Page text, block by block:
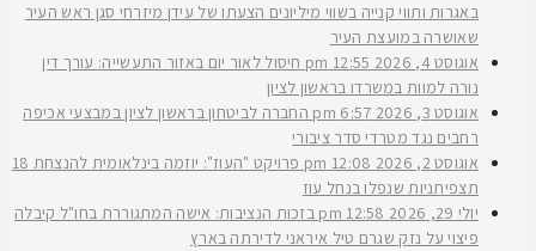
באגרות ותווי קנייה בשווי מיליונים הצעתו של עידן מיזרחי סגן ראש העיר
שאושרה במועצת העיר
אוגוסט 4, 2026
12:55 pm
חיסול לאור יום באזור התעשייה: עורך דין
נורה למוות במשרדו בראשון לציון
אוגוסט 3, 2026
6:57 pm
החברה לביטחון בראשון לציון במבצעי אכיפה
רחבים נגד מטרדי סדר ציבורי
אוגוסט 2, 2026
12:08 pm
פרויקט "העוז": יוזמה בינלאומית להנצחת 18
תצפיתניות שנפלו בנחל עוז
יולי 29, 2026
12:58 pm
בזכות הנציבות: אישה המתגוררת בחו"ל קיבלה
פיצוי על נזק שגרם טיל איראני לדירתה בארץ